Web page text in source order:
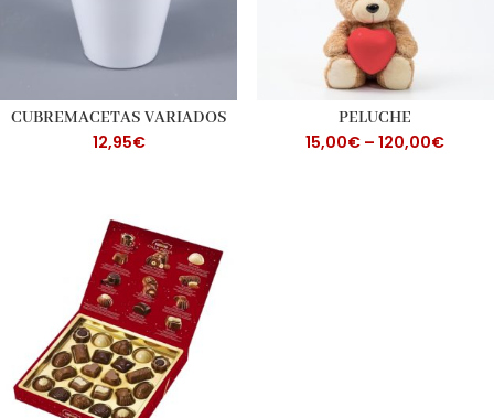
CUBREMACETAS VARIADOS
12,95€
PELUCHE
15,00€ –120,00€